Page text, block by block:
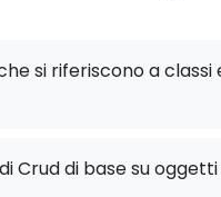
si riferiscono a classi
Crud di base su oggetti